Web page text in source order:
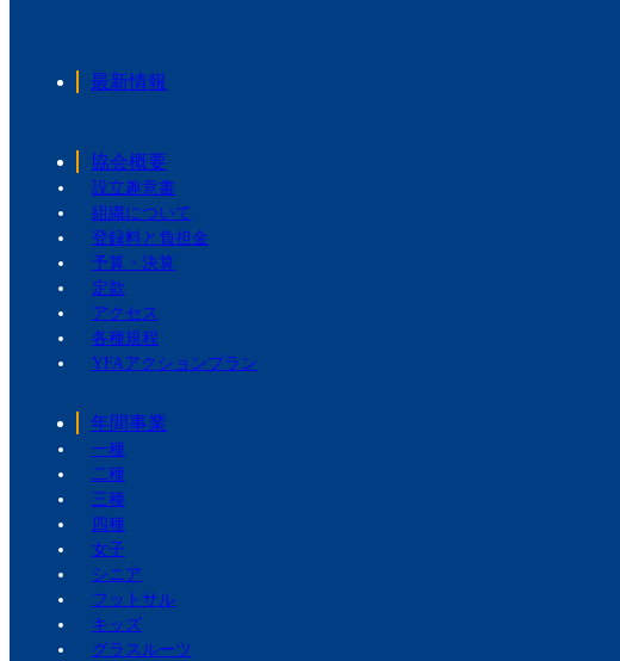
最新情報
協会概要
設立趣意書
組織について
登録料と負担金
予算・決算
定款
アクセス
各種規程
YFAアクションプラン
年間事業
一種
二種
三種
四種
女子
シニア
フットサル
キッズ
グラスルーツ